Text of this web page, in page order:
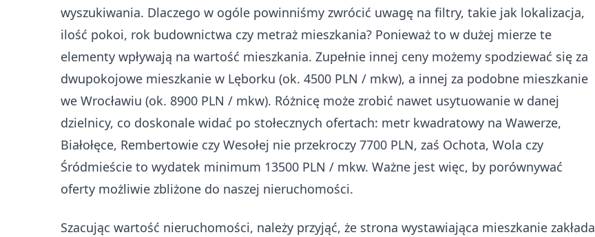
wyszukiwania. Dlaczego w ogóle powinniśmy zwrócić uwagę na filtry, takie jak lokalizacja,
ilość pokoi, rok budownictwa czy metraż mieszkania? Ponieważ to w dużej mierze te
elementy wpływają na wartość mieszkania. Zupełnie innej ceny możemy spodziewać się za
dwupokojowe mieszkanie w Lęborku (ok. 4500 PLN / mkw), a innej za podobne mieszkanie
we Wrocławiu (ok. 8900 PLN / mkw). Różnicę może zrobić nawet usytuowanie w danej
dzielnicy, co doskonale widać po stołecznych ofertach: metr kwadratowy na Wawerze,
Białołęce, Rembertowie czy Wesołej nie przekroczy 7700 PLN, zaś Ochota, Wola czy
Śródmieście to wydatek minimum 13500 PLN / mkw. Ważne jest więc, by porównywać
oferty możliwie zbliżone do naszej nieruchomości.
Szacując wartość nieruchomości, należy przyjąć, że strona wystawiająca mieszkanie zakłada